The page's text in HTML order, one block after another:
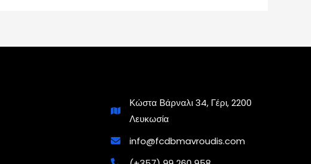
Κώστα Βάρναλι 34, Γέρι, 2200
Λευκωσία
info@fcdbmavroudis.com